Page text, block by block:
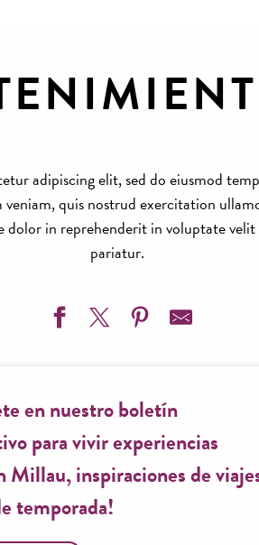
adipiscing elit, sed do eiusmod
quis nostrud exercitation
in reprehenderit in voluptate
pariatur.
en nuestro boletín
para vivir experiencias
Millau, inspiraciones de
temporada!